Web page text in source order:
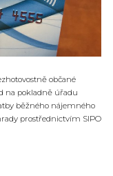
občané
na pokladně úřadu
běžného nájemného
prostřednictvím SIPO